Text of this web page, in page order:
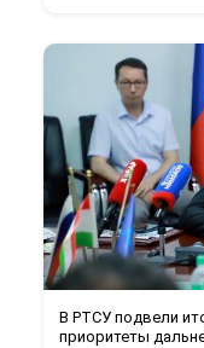
В РТСУ подвели
приоритеты